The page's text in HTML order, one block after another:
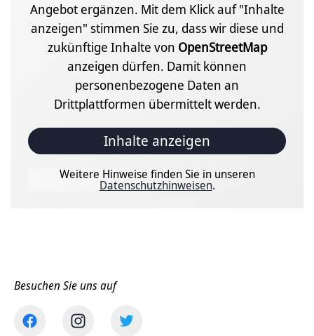
Angebot ergänzen. Mit dem Klick auf "Inhalte
anzeigen" stimmen Sie zu, dass wir diese und
zukünftige Inhalte von OpenStreetMap
anzeigen dürfen. Damit können
personenbezogene Daten an
Drittplattformen übermittelt werden.
Inhalte anzeigen
Weitere Hinweise finden Sie in unseren
Datenschutzhinweisen.
Besuchen Sie uns auf